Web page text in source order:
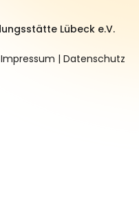
Lübeck e.V.
Impressum | Datenschutz